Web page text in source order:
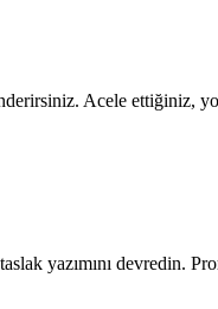
Acele ettiğiniz,
yazımını devredin.